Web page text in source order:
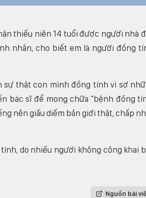
thiếu niên 14 tuổi được người nhà
nhân, cho biết em là người đồng
sự thật con mình đồng tính vì sợ
bác sĩ để mong chữa "bệnh đồng
nên giấu diếm bản giới thật, chấp
do nhiều người không công khai
Nguồn bài